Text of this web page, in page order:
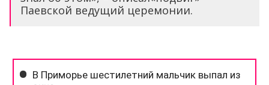
Паевской ведущий церемонии.